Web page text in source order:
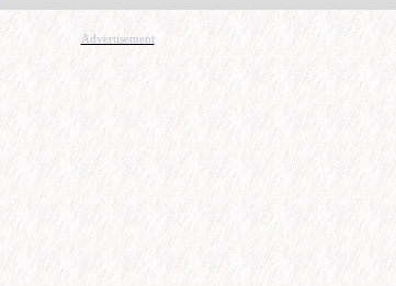
Advertisement